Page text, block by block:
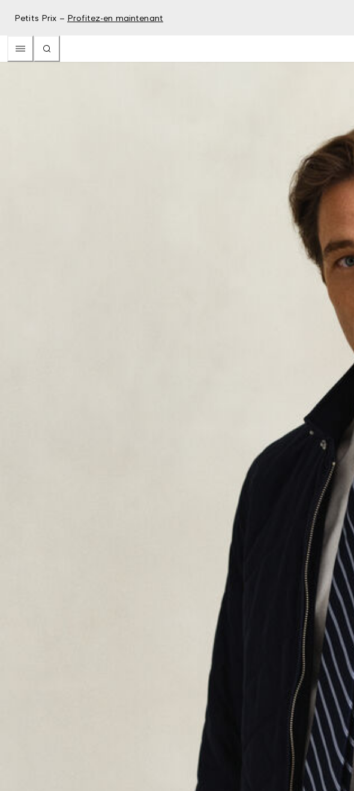
Petits Prix – Profitez-en maintenant